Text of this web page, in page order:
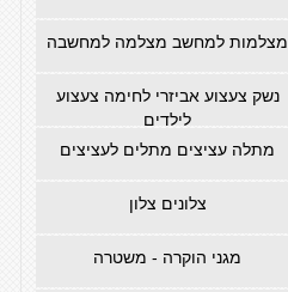
מצלמות למחשב מצלמה למחשבה
נשק צעצוע אביזרי לחימה צעצוע
לילדים
מתלה עציצים מתלים לעציצים
צלונים צלון
מגני הוקרה - משטרה